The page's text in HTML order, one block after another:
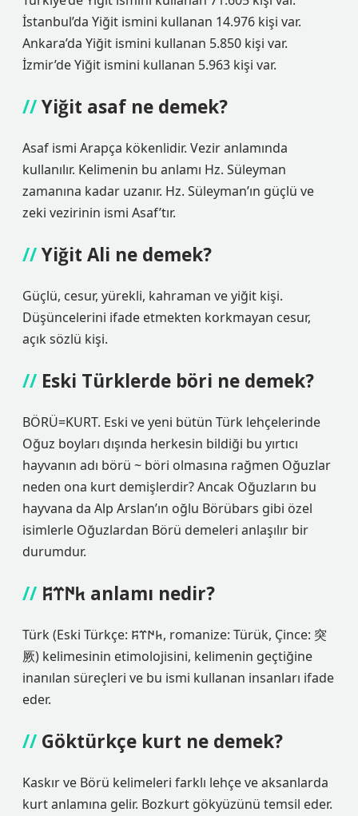
İstanbul’da Yiğit ismini kullanan 14.976 kişi var.
Ankara’da Yiğit ismini kullanan 5.850 kişi var.
İzmir’de Yiğit ismini kullanan 5.963 kişi var.
Yiğit asaf ne demek?
Asaf ismi Arapça kökenlidir. Vezir anlamında
kullanılır. Kelimenin bu anlamı Hz. Süleyman
zamanına kadar uzanır. Hz. Süleyman’ın güçlü ve
zeki vezirinin ismi Asaf’tır.
Yiğit Ali ne demek?
Güçlü, cesur, yürekli, kahraman ve yiğit kişi.
Düşüncelerini ifade etmekten korkmayan cesur,
açık sözlü kişi.
Eski Türklerde böri ne demek?
BÖRÜ=KURT. Eski ve yeni bütün Türk lehçelerinde
Oğuz boyları dışında herkesin bildiği bu yırtıcı
hayvanın adı börü ~ böri olmasına rağmen Oğuzlar
neden ona kurt demişlerdir? Ancak Oğuzların bu
hayvana da Alp Arslan’ın oğlu Börübars gibi özel
isimlerle Oğuzlardan Börü demeleri anlaşılır bir
durumdur.
𐱅𐰇𐰼𐰰 anlamı nedir?
Türk (Eski Türkçe: 𐱅𐰇𐰼𐰰, romanize: Türük, Çince: 突
厥) kelimesinin etimolojisini, kelimenin geçtiğine
inanılan süreçleri ve bu ismi kullanan insanları ifade
eder.
Göktürkçe kurt ne demek?
Kaskır ve Börü kelimeleri farklı lehçe ve aksanlarda
kurt anlamına gelir. Bozkurt gökyüzünü temsil eder.